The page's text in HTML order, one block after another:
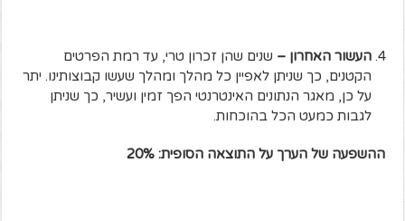
העשור האחרון – שנים שהן זכרון טרי, עד רמת הפרטים
הקטנים, כך שניתן לאפיין כל מהלך ומהלך שעשו קבוצותינו. יתר
על כן, מאגר הנתונים האינטרנטי הפך זמין ועשיר, כך שניתן
לגבות כמעט הכל בהוכחות.
ההשפעה של הערך על התוצאה הסופית: 20%